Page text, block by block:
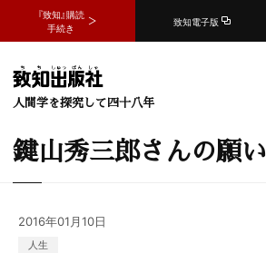
『致知』購読
手続き
致知電子版
人間学を探究して四十八年
鍵山秀三郎さんの願い
2016年01月10日
人生